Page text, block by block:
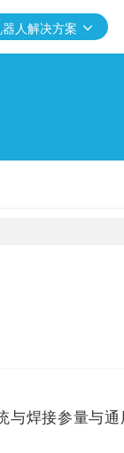
人解决方案
与焊接参量与通